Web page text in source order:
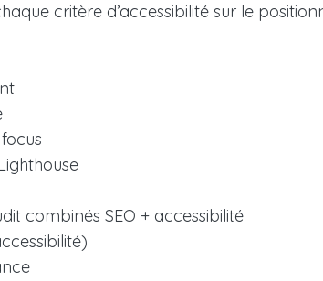
critère d’accessibilité sur le
combinés SEO + accessibilité